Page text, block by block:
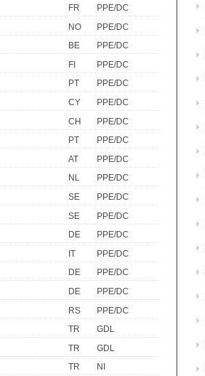
FR
PPE/DC
NO
PPE/DC
BE
PPE/DC
FI
PPE/DC
PT
PPE/DC
CY
PPE/DC
CH
PPE/DC
PT
PPE/DC
AT
PPE/DC
NL
PPE/DC
SE
PPE/DC
SE
PPE/DC
DE
PPE/DC
IT
PPE/DC
DE
PPE/DC
DE
PPE/DC
RS
PPE/DC
TR
GDL
TR
GDL
TR
NI